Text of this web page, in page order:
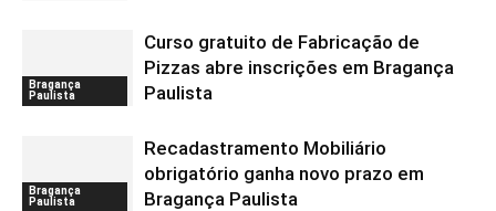
Bragança
Paulista
Curso gratuito de Fabricação de
Pizzas abre inscrições em Bragança
Paulista
Bragança
Paulista
Recadastramento Mobiliário
obrigatório ganha novo prazo em
Bragança Paulista